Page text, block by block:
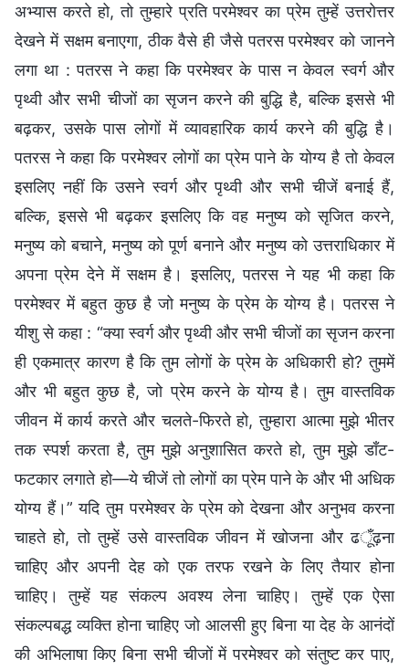
अभ्यास करते हो, तो तुम्हारे प्रति परमेश्वर का प्रेम तुम्हें उत्तरोत्तर
देखने में सक्षम बनाएगा, ठीक वैसे ही जैसे पतरस परमेश्वर को जानने
लगा था : पतरस ने कहा कि परमेश्वर के पास न केवल स्वर्ग और
पृथ्वी और सभी चीजों का सृजन करने की बुद्धि है, बल्कि इससे भी
बढ़कर, उसके पास लोगों में व्यावहारिक कार्य करने की बुद्धि है।
पतरस ने कहा कि परमेश्वर लोगों का प्रेम पाने के योग्य है तो केवल
इसलिए नहीं कि उसने स्वर्ग और पृथ्वी और सभी चीजें बनाई हैं,
बल्कि, इससे भी बढ़कर इसलिए कि वह मनुष्य को सृजित करने,
मनुष्य को बचाने, मनुष्य को पूर्ण बनाने और मनुष्य को उत्तराधिकार में
अपना प्रेम देने में सक्षम है। इसलिए, पतरस ने यह भी कहा कि
परमेश्वर में बहुत कुछ है जो मनुष्य के प्रेम के योग्य है। पतरस ने
यीशु से कहा : “क्या स्वर्ग और पृथ्वी और सभी चीजों का सृजन करना
ही एकमात्र कारण है कि तुम लोगों के प्रेम के अधिकारी हो? तुममें
और भी बहुत कुछ है, जो प्रेम करने के योग्य है। तुम वास्तविक
जीवन में कार्य करते और चलते-फिरते हो, तुम्हारा आत्मा मुझे भीतर
तक स्पर्श करता है, तुम मुझे अनुशासित करते हो, तुम मुझे डाँट-
फटकार लगाते हो—ये चीजें तो लोगों का प्रेम पाने के और भी अधिक
योग्य हैं।” यदि तुम परमेश्वर के प्रेम को देखना और अनुभव करना
चाहते हो, तो तुम्हें उसे वास्तविक जीवन में खोजना और ढूँढ़ना
चाहिए और अपनी देह को एक तरफ रखने के लिए तैयार होना
चाहिए। तुम्हें यह संकल्प अवश्य लेना चाहिए। तुम्हें एक ऐसा
संकल्पबद्ध व्यक्ति होना चाहिए जो आलसी हुए बिना या देह के आनंदों
की अभिलाषा किए बिना सभी चीजों में परमेश्वर को संतुष्ट कर पाए,